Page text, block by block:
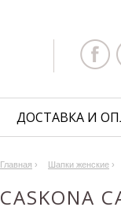
ДОСТАВКА И
Главная › Шапки женские ›
CASKONA